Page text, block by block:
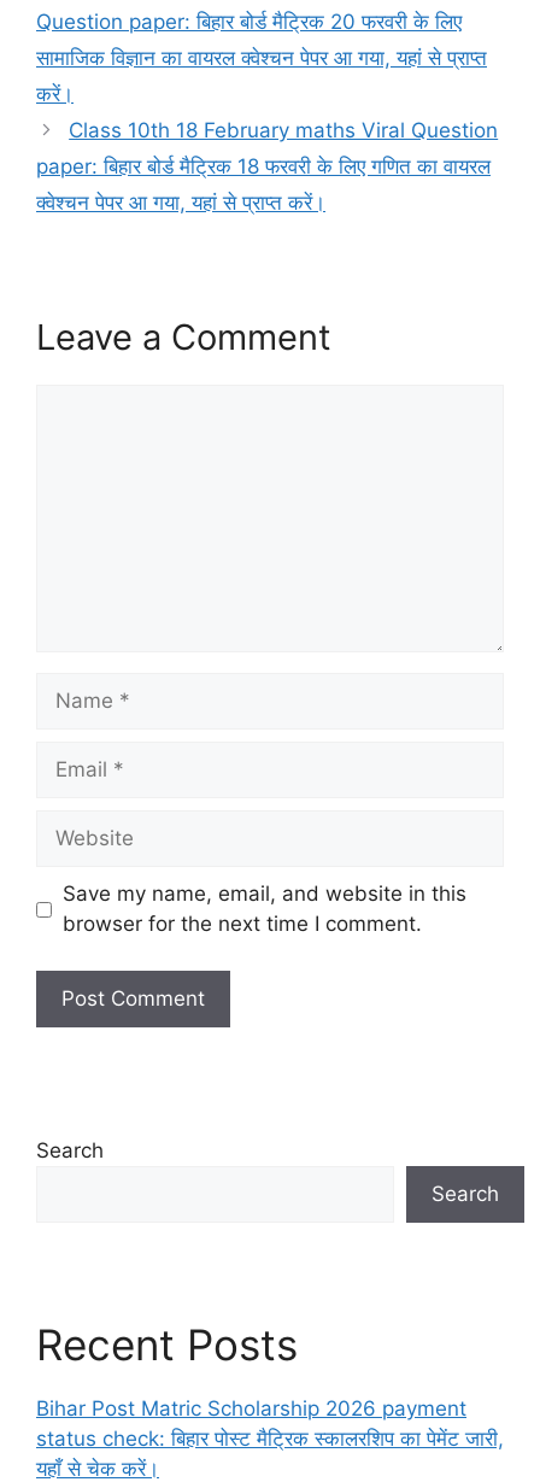
Question paper: बिहार बोर्ड मैट्रिक 20 फरवरी के लिए
सामाजिक विज्ञान का वायरल क्वेश्चन पेपर आ गया, यहां से प्राप्त
करें।
Class 10th 18 February maths Viral Question
paper: बिहार बोर्ड मैट्रिक 18 फरवरी के लिए गणित का वायरल
क्वेश्चन पेपर आ गया, यहां से प्राप्त करें।
Leave a Comment
Name
Email
Website
Save my name, email, and website in this
browser for the next time I comment.
Search
Search
Recent Posts
Bihar Post Matric Scholarship 2026 payment
status check: बिहार पोस्ट मैट्रिक स्कालरशिप का पेमेंट जारी,
यहाँ से चेक करें।